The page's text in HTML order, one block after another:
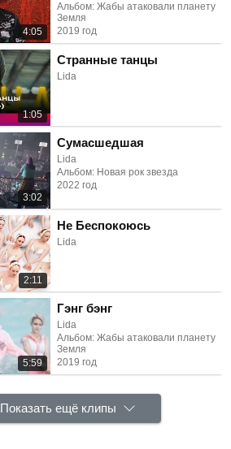
4:05
Альбом: Жабы атаковали планету
Земля
2019 год
1:05
Странные танцы
Lida
3:02
Сумасшедшая
Lida
Альбом: Новая рок звезда
2022 год
2:11
Не Беспокоюсь
Lida
5:59
Гэнг бэнг
Lida
Альбом: Жабы атаковали планету
Земля
2019 год
Показать ещё клипы